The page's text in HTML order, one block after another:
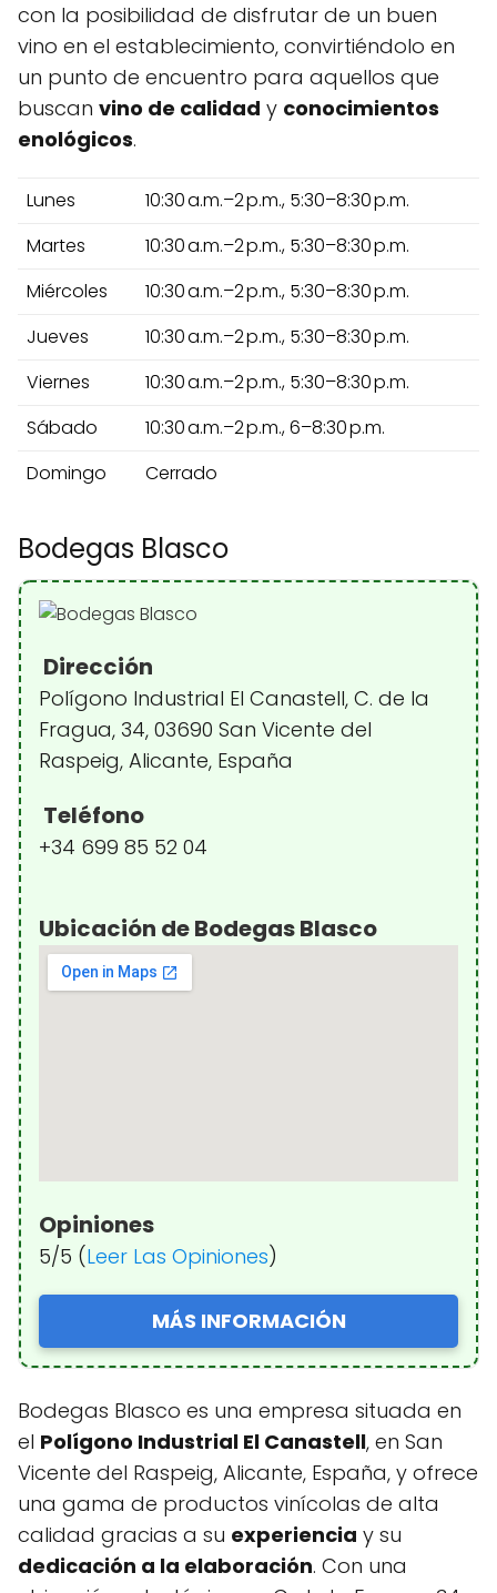
con la posibilidad de disfrutar de un buen
vino en el establecimiento, convirtiéndolo en
un punto de encuentro para aquellos que
buscan vino de calidad y conocimientos
enológicos.
Lunes
10:30 a.m.–2 p.m., 5:30–8:30 p.m.
Martes
10:30 a.m.–2 p.m., 5:30–8:30 p.m.
Miércoles
10:30 a.m.–2 p.m., 5:30–8:30 p.m.
Jueves
10:30 a.m.–2 p.m., 5:30–8:30 p.m.
Viernes
10:30 a.m.–2 p.m., 5:30–8:30 p.m.
Sábado
10:30 a.m.–2 p.m., 6–8:30 p.m.
Domingo
Cerrado
Bodegas Blasco
Dirección
Polígono Industrial El Canastell, C. de la
Fragua, 34, 03690 San Vicente del
Raspeig, Alicante, España
Teléfono
+34 699 85 52 04
Ubicación de Bodegas Blasco
Opiniones
5/5 (Leer Las Opiniones)
MÁS INFORMACIÓN
Bodegas Blasco es una empresa situada en
el Polígono Industrial El Canastell, en San
Vicente del Raspeig, Alicante, España, y ofrece
una gama de productos vinícolas de alta
calidad gracias a su experiencia y su
dedicación a la elaboración. Con una